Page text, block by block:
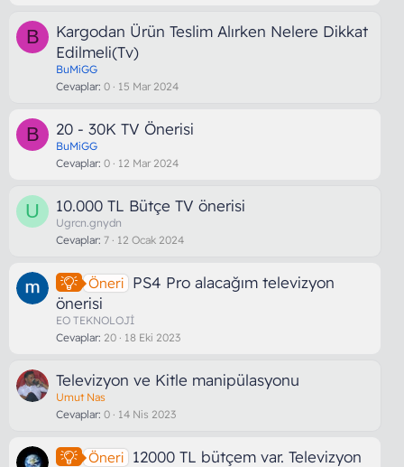
B
Kargodan Ürün Teslim Alırken Nelere Dikkat
Edilmeli(Tv)
BuMiGG
Cevaplar 0 15 Mar 2024
B 20 - 30K TV Önerisi
BuMiGG
Cevaplar 0 12 Mar 2024
U 10.000 TL Bütçe TV önerisi
Ugrcn.gnydn
Cevaplar 7 12 Ocak 2024
Öneri PS4 Pro alacağım televizyon
önerisi
EO TEKNOLOJİ
Cevaplar 20 18 Eki 2023
Televizyon ve Kitle manipülasyonu
Umut Nas
Cevaplar 0 14 Nis 2023
Öneri 12000 TL bütçem var. Televizyon